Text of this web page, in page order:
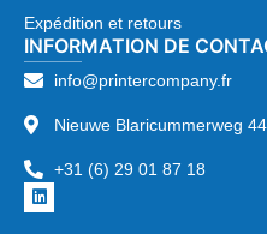
Expédition et retours
INFORMATION DE
info@printercompany.fr
Nieuwe Blaricummerweg 44
+31 (6) 29 01 87 18